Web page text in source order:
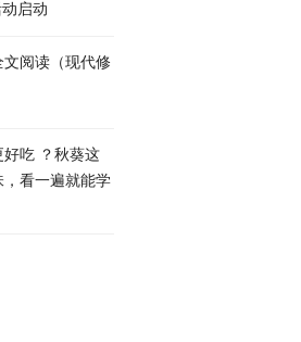
动启动
阅读（现代修
吃 ？秋葵这
看一遍就能学